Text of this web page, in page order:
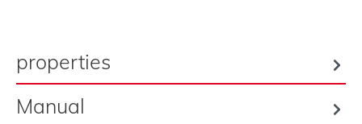
properties
Manual